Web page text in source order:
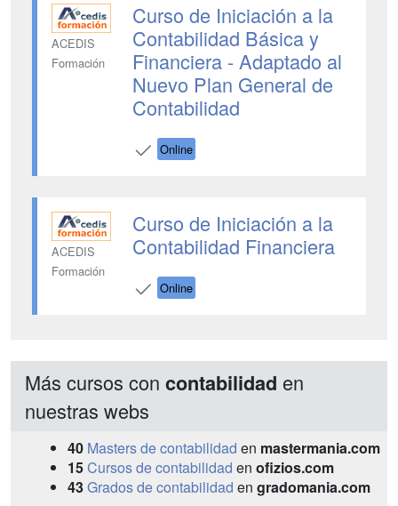
ACEDIS
Formación
Curso de Iniciación a la
Contabilidad Básica y
Financiera - Adaptado al
Nuevo Plan General de
Contabilidad
Online
ACEDIS
Formación
Curso de Iniciación a la
Contabilidad Financiera
Online
Más cursos con contabilidad en
nuestras webs
40 Masters de contabilidad en mastermania.com
15Cursos de contabilidad en ofizios.com
43Grados de contabilidad en gradomania.com